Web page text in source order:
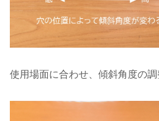
使用場面に合わせ、傾斜角度の調